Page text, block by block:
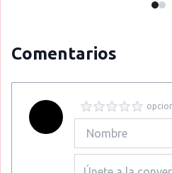
Comentarios